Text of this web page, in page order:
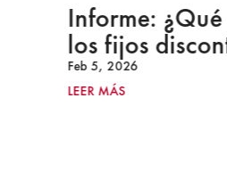
Informe: ¿Qué
los fijos
Feb 5, 2026
LEER MÁS